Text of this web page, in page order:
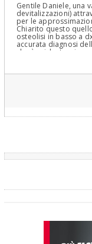
Gentile Daniele, una
devitalizzazioni)
per le
Chiarito questo
osteolisi in basso a
accurata diagnosi
che è evidente e
devitalizzazioni
evidenze di
di rispondere del
A mio avviso
radiologica non è